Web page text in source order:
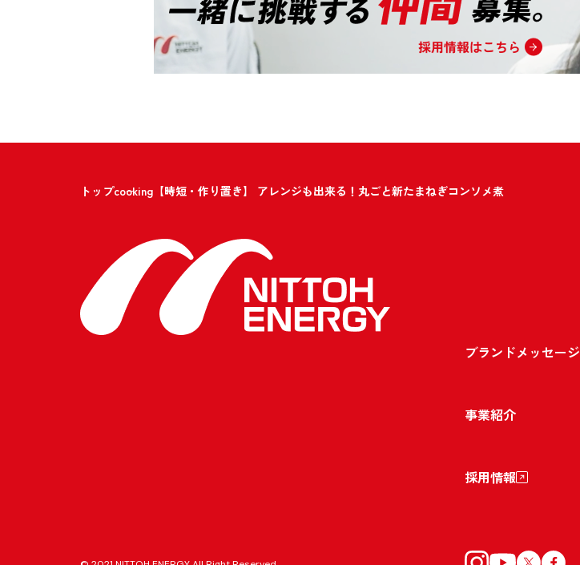
トップcooking 【時短・作り置き】 アレンジも出来る！丸ごと新たまねぎコンソメ煮
ブランドメッセージ
事業紹介
採用情報